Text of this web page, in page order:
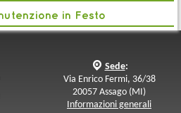
in Festo
q Sede:
Via Enrico Fermi, 36/38
20057 Assago (MI)
Informazioni generali